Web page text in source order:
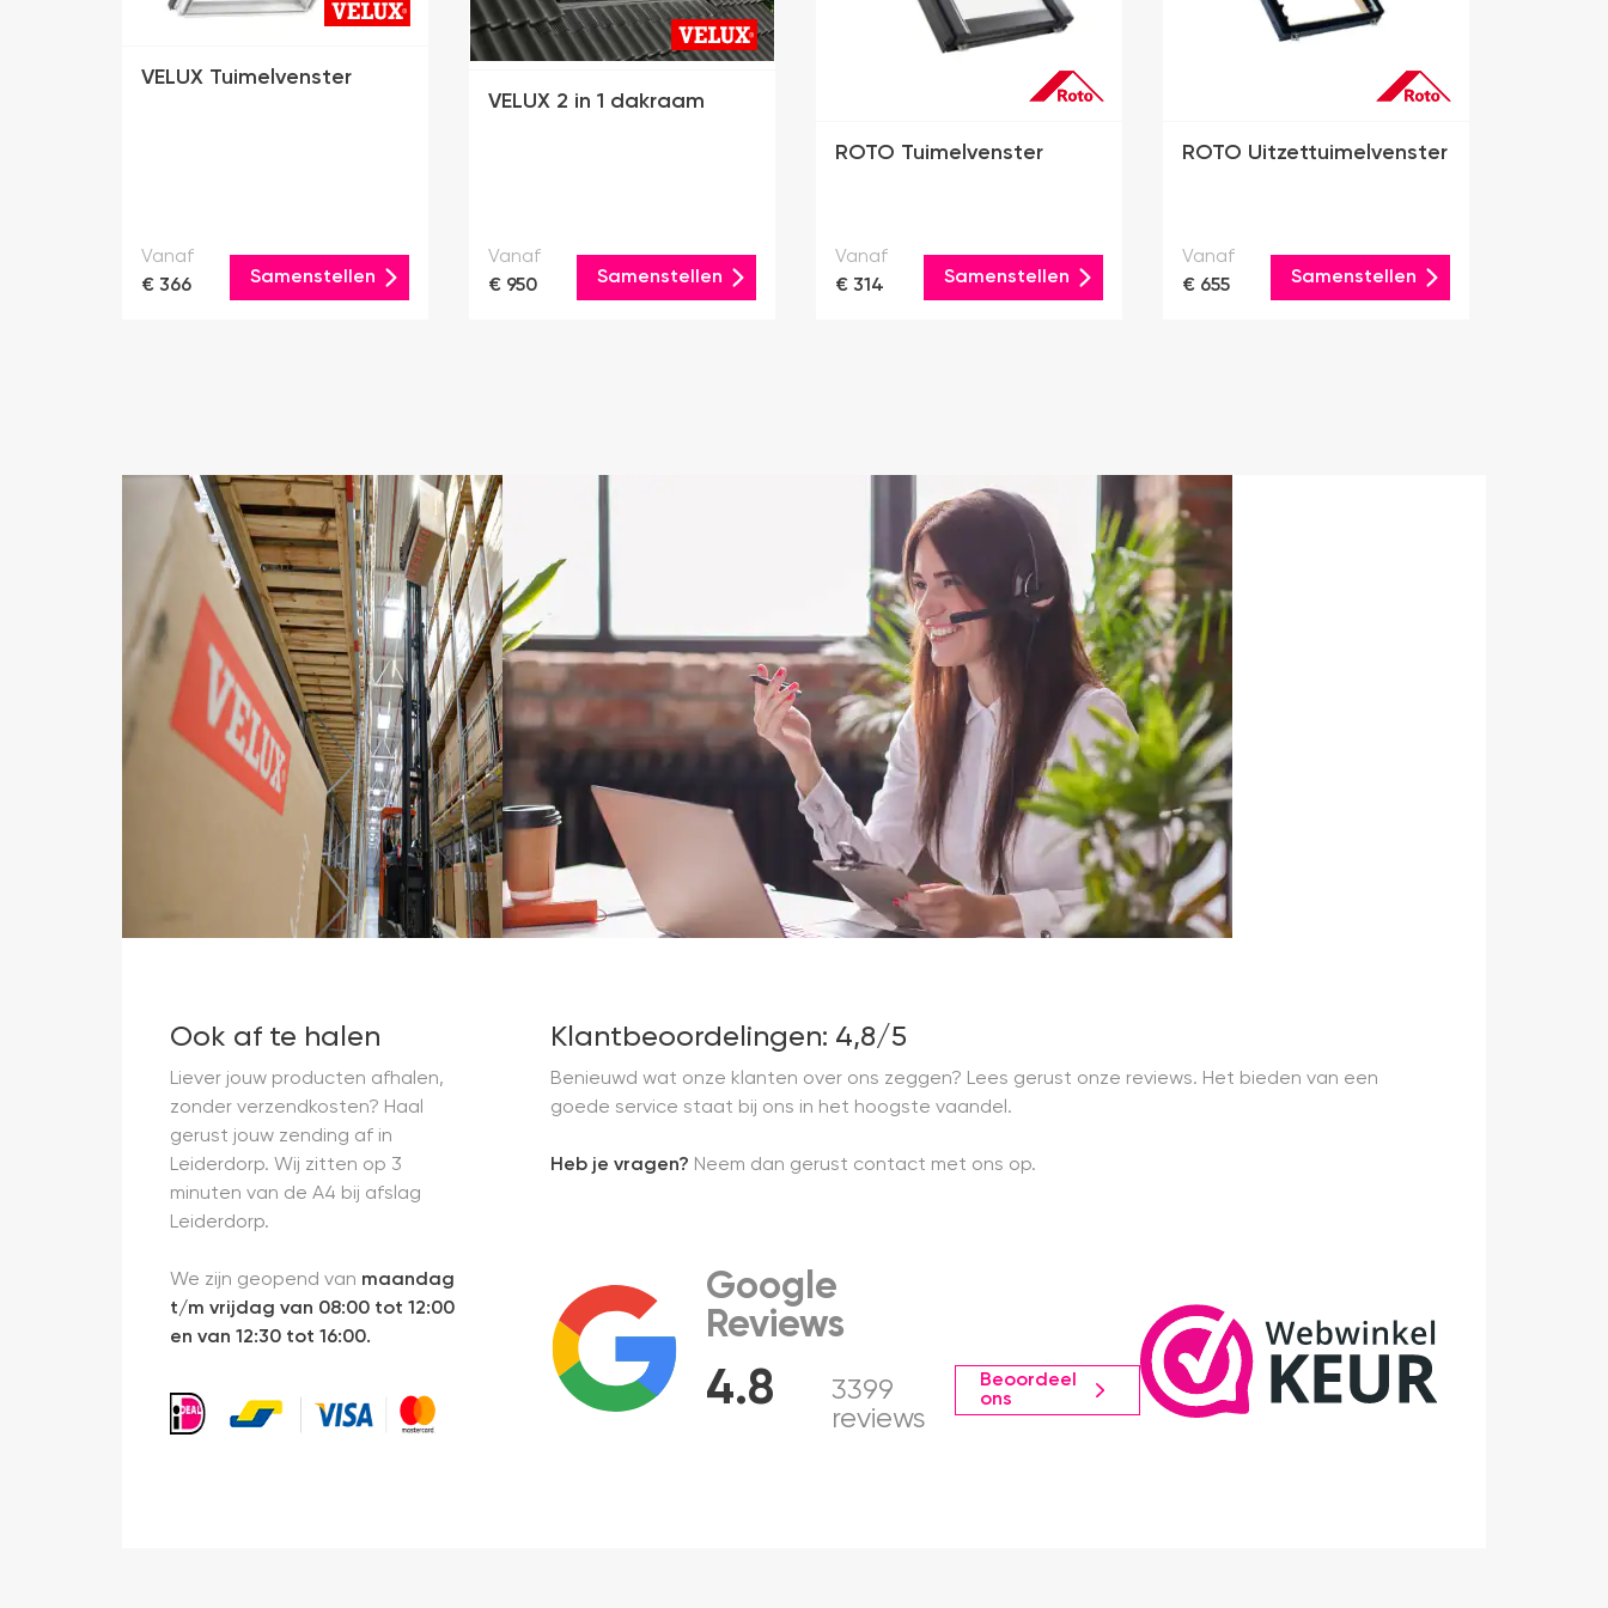
VELUX Tuimelvenster
Vanaf
€ 366
Samenstellen
VELUX 2 in 1 dakraam
Vanaf
€ 950
Samenstellen
ROTO Tuimelvenster
Vanaf
€ 314
Samenstellen
ROTO Uitzettuimelvenster
Vanaf
€ 655
Samenstellen
Ook af te halen
Liever jouw producten afhalen,
zonder verzendkosten? Haal
gerust jouw zending af in
Leiderdorp. Wij zitten op 3
minuten van de A4 bij afslag
Leiderdorp.
We zijn geopend van maandag
t/m vrijdag van 08:00 tot 12:00
en van 12:30 tot 16:00.
Klantbeoordelingen: 4,8/5
Benieuwd wat onze klanten over ons zeggen? Lees gerust onze reviews. Het bieden van een
goede service staat bij ons in het hoogste vaandel.
Heb je vragen? Neem dan gerust contact met ons op.
4.8
Google
Reviews
3399
reviews
Beoordeel
ons